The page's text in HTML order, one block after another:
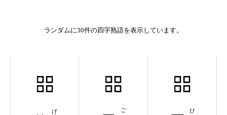
ランダムに30件の四字熟語を表示しています。